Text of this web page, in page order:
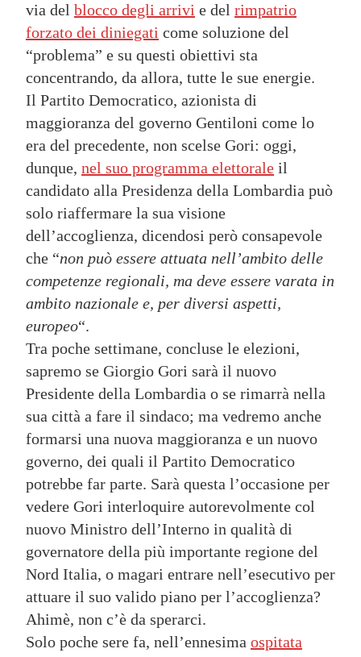
via del blocco degli arrivi e del rimpatrio
forzato dei diniegati come soluzione del
“problema” e su questi obiettivi sta
concentrando, da allora, tutte le sue energie.
Il Partito Democratico, azionista di
maggioranza del governo Gentiloni come lo
era del precedente, non scelse Gori: oggi,
dunque, nel suo programma elettorale il
candidato alla Presidenza della Lombardia può
solo riaffermare la sua visione
dell’accoglienza, dicendosi però consapevole
che “non può essere attuata nell’ambito delle
competenze regionali, ma deve essere varata in
ambito nazionale e, per diversi aspetti,
europeo“.
Tra poche settimane, concluse le elezioni,
sapremo se Giorgio Gori sarà il nuovo
Presidente della Lombardia o se rimarrà nella
sua città a fare il sindaco; ma vedremo anche
formarsi una nuova maggioranza e un nuovo
governo, dei quali il Partito Democratico
potrebbe far parte. Sarà questa l’occasione per
vedere Gori interloquire autorevolmente col
nuovo Ministro dell’Interno in qualità di
governatore della più importante regione del
Nord Italia, o magari entrare nell’esecutivo per
attuare il suo valido piano per l’accoglienza?
Ahimè, non c’è da sperarci.
Solo poche sere fa, nell’ennesima ospitata